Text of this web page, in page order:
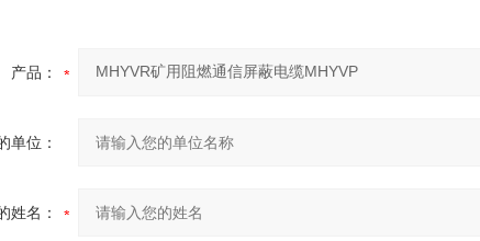
产品：
单位：
姓名：